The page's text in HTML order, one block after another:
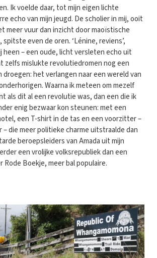
Ik voelde daar, tot mijn eigen lichte
echo van mijn jeugd. De scholier in mij, ooit
meer vuur dan inzicht door maoïstische
even de oren. ‘Lénine, reviens’,
– een oude, licht versleten echo uit
zelfs mislukte revolutiedromen nog een
droegen: het verlangen naar een wereld van
Waarna ik meteen om mezelf
als dit al een revolutie was, dan een die ik
enig bezwaar kon steunen: met een
een T-shirt in de tas en een voorzitter –
– die meer politieke charme uitstraalde dan
beroepsleiders van Amada uit mijn
een vrolijke volksrepubliek dan een
Rode Boekje, meer bal populaire.